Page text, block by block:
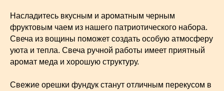
Насладитесь вкусным и ароматным черным
фруктовым чаем из нашего патриотического набора.
Свеча из вощины поможет создать особую атмосферу
уюта и тепла. Свеча ручной работы имеет приятный
аромат меда и хорошую структуру.
Свежие орешки фундук станут отличным перекусом в